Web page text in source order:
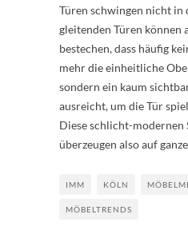
Türen schwingen nicht in
gleitenden Türen können
bestechen, dass häufig
mehr die einheitliche
sondern ein kaum
ausreicht, um die Tür
Diese schlicht-modernen
überzeugen also auf
IMM KÖLN
MÖBELTRENDS